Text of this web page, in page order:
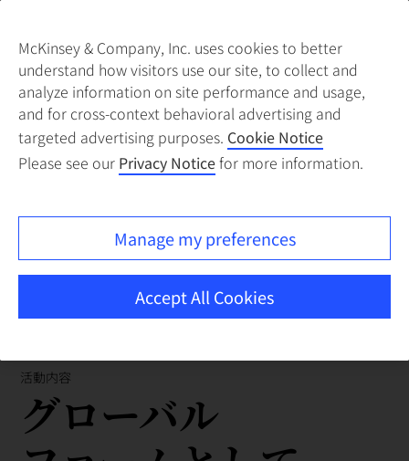
活動内容
グローバル
McKinsey & Company, Inc. uses cookies to better
understand how visitors use our site, to collect and
analyze information on site performance and usage,
and for cross-context behavioral advertising and
targeted advertising purposes. Cookie Notice
Please see our Privacy Noticefor more information.
Manage my preferences
Accept All Cookies